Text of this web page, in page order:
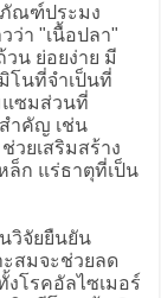
ณฑ์ประมง
ว่า "เนื้อปลา"
น ย่อยง่าย มี
โนที่จำเป็นที่
แซมส่วนที่
ำคัญ เช่น
วยเสริมสร้าง
ล็ก แร่ธาตุที่เป็น
วิจัยยืนยัน
ะสมจะช่วยลด
งโรคอัลไซเมอร์